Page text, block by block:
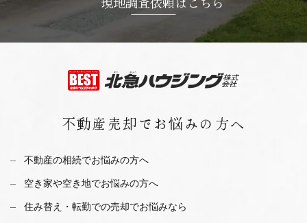
不動産売却で お悩みの方へ
不動産の相続でお悩みの方へ
空き家や空き地でお悩みの方へ
住み替え・転勤での売却でお悩みなら